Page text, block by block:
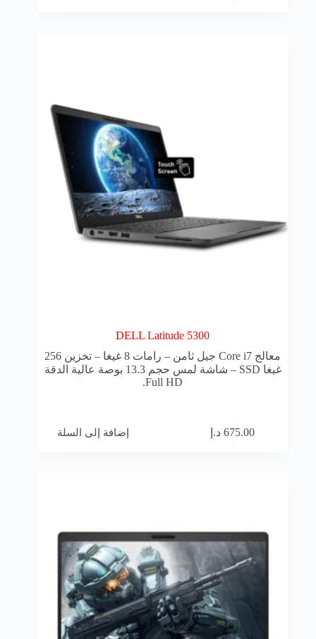
DELL Latitude 5300
معالج Core i7 جيل ثامن – رامات 8 غيغا – تخزين 256
غيغا SSD – شاشة لمس حجم 13.3 بوصة عالية الدقة
Full HD.
675.00 د.إ إضافة إلى السلة